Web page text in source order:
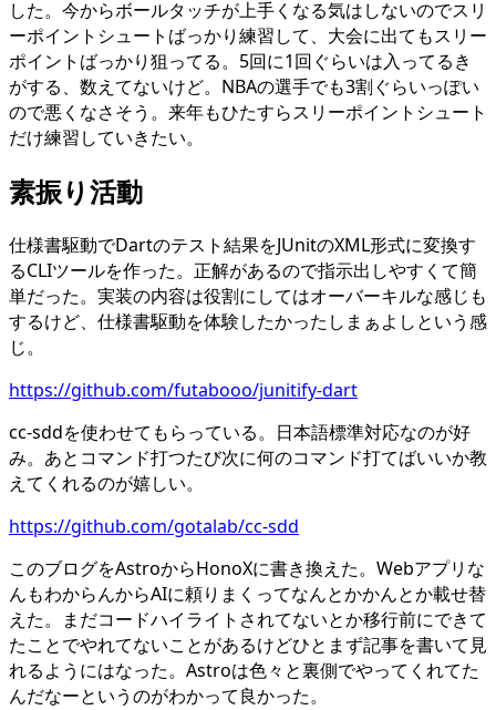
した。今からボールタッチが上手くなる気はしないのでスリ
ーポイントシュートばっかり練習して、大会に出てもスリー
ポイントばっかり狙ってる。5回に1回ぐらいは入ってるき
がする、数えてないけど。NBAの選手でも3割ぐらいっぽい
ので悪くなさそう。来年もひたすらスリーポイントシュート
だけ練習していきたい。
素振り活動
仕様書駆動でDartのテスト結果をJUnitのXML形式に変換す
るCLIツールを作った。正解があるので指示出しやすくて簡
単だった。実装の内容は役割にしてはオーバーキルな感じも
するけど、仕様書駆動を体験したかったしまぁよしという感
じ。
https://github.com/futabooo/junitify-dart
cc-sddを使わせてもらっている。日本語標準対応なのが好
み。あとコマンド打つたび次に何のコマンド打てばいいか教
えてくれるのが嬉しい。
https://github.com/gotalab/cc-sdd
このブログをAstroからHonoXに書き換えた。Webアプリな
んもわからんからAIに頼りまくってなんとかかんとか載せ替
えた。まだコードハイライトされてないとか移行前にできて
たことでやれてないことがあるけどひとまず記事を書いて見
れるようにはなった。Astroは色々と裏側でやってくれてた
んだなーというのがわかって良かった。